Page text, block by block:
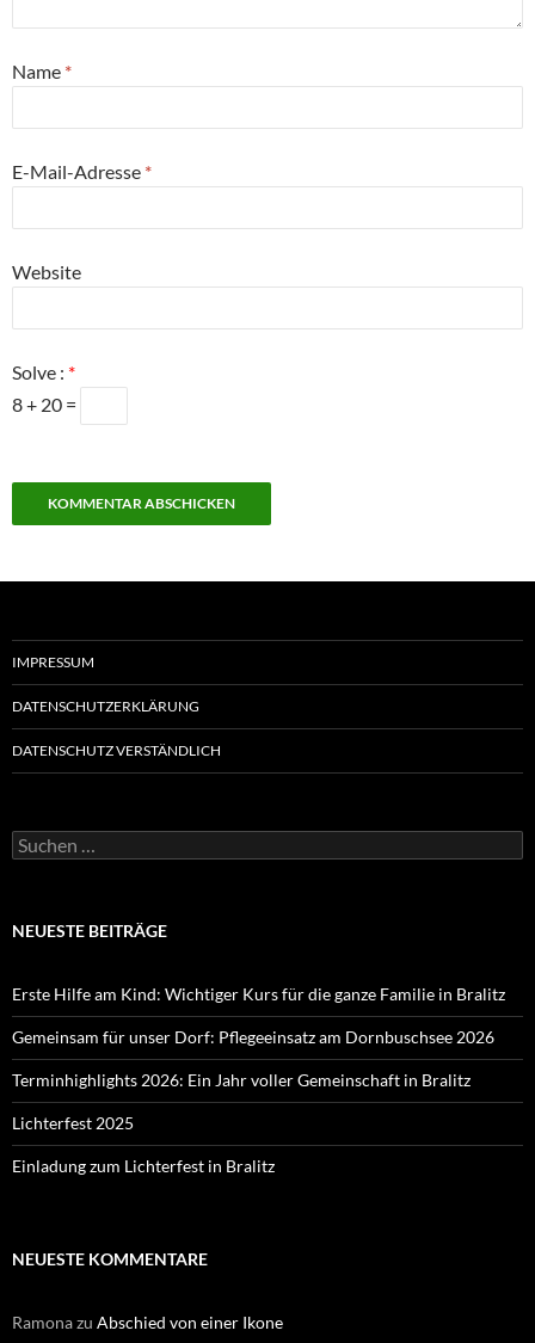
Name *
E-Mail-Adresse *
Website
Solve : *
8 + 20 =
IMPRESSUM
DATENSCHUTZERKLÄRUNG
DATENSCHUTZ VERSTÄNDLICH
Suchen
nach:
NEUESTE BEITRÄGE
Erste Hilfe am Kind: Wichtiger Kurs für die ganze Familie in Bralitz
Gemeinsam für unser Dorf: Pflegeeinsatz am Dornbuschsee 2026
Terminhighlights 2026: Ein Jahr voller Gemeinschaft in Bralitz
Lichterfest 2025
Einladung zum Lichterfest in Bralitz
NEUESTE KOMMENTARE
Ramonazu Abschied von einer Ikone